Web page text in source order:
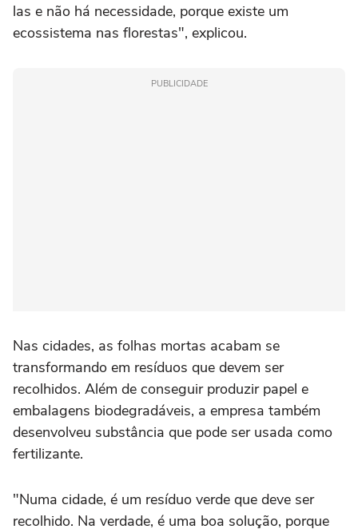
las e não há necessidade, porque existe um
ecossistema nas florestas", explicou.
PUBLICIDADE
Nas cidades, as folhas mortas acabam se
transformando em resíduos que devem ser
recolhidos. Além de conseguir produzir papel e
embalagens biodegradáveis, a empresa também
desenvolveu substância que pode ser usada como
fertilizante.
"Numa cidade, é um resíduo verde que deve ser
recolhido. Na verdade, é uma boa solução, porque